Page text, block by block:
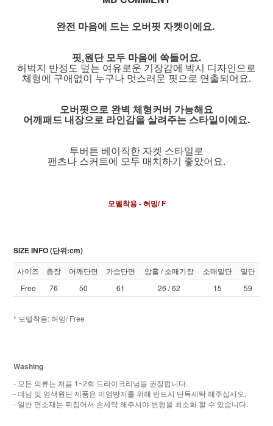
완전 마음에 드는 오버핏 자켓이에요.
핏,원단 모두 마음에 쏙들어요.
허벅지 반정도 덮는 여유로운 기장감에 박시 디자인으로
체형에 구애없이 누구나 멋스러운 핏으로 연출되어요.
오버핏으로 완벽 체형커버 가능해요
어깨패드 내장으로 라인감을 살려주는 스타일이에요.
투버튼 베이직한 자켓 스타일로
팬츠나 스커트에 모두 매치하기 좋았어요.
모델착용 - 허밍/ F
SIZE INFO (단위:cm)
사이즈 총장 어깨단면 가슴단면 암홀 / 소매기장 소매밑단
밑단
Free
76 50 61 26 / 62 15 59
* 모델착용: 허밍/ Free
Washing
- 모든 의류는 처음 1~2회 드라이크리닝을 권장합니다.
- 데님 및 염색원단 제품은 이염방지를 위해 반드시 단독세탁 해주십시오.
- 일반 면소재는 뒤집어서 손세탁 해주셔야 변형을 최소화 할 수 있습니다.